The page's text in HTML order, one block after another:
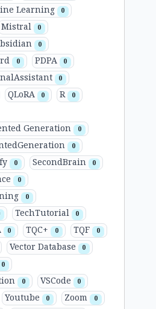
Learning 0
Mistral 0
0
0 PDPA 0
0
QLoRA 0 R 0
Generation 0
0
0 SecondBrain 0
0
0
TechTutorial 0
0 TQC+ 0 TQF 0
Vector Database 0
0
0 VSCode 0
Youtube 0 Zoom 0